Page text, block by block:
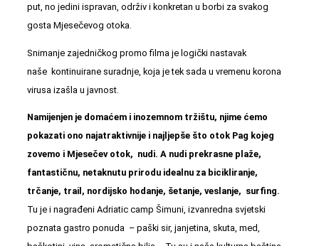
put, no jedini ispravan, održiv i konkretan u borbi za svakog
gosta Mjesečevog otoka.
Snimanje zajedničkog promo filma je logički nastavak
naše kontinuirane suradnje, koja je tek sada u vremenu korona
virusa izašla u javnost.
Namijenjen je domaćem i inozemnom tržištu, njime ćemo
pokazati ono najatraktivnije i najljepše što otok Pag kojeg
zovemo i Mjesečev otok, nudi. A nudi prekrasne plaže,
fantastičnu, netaknutu prirodu idealnu za bicikliranje,
trčanje, trail, nordijsko hodanje, šetanje, veslanje, surfing.
Tu je i nagrađeni Adriatic camp Šimuni, izvanredna svjetski
poznata gastro ponuda – paški sir, janjetina, skuta, med,